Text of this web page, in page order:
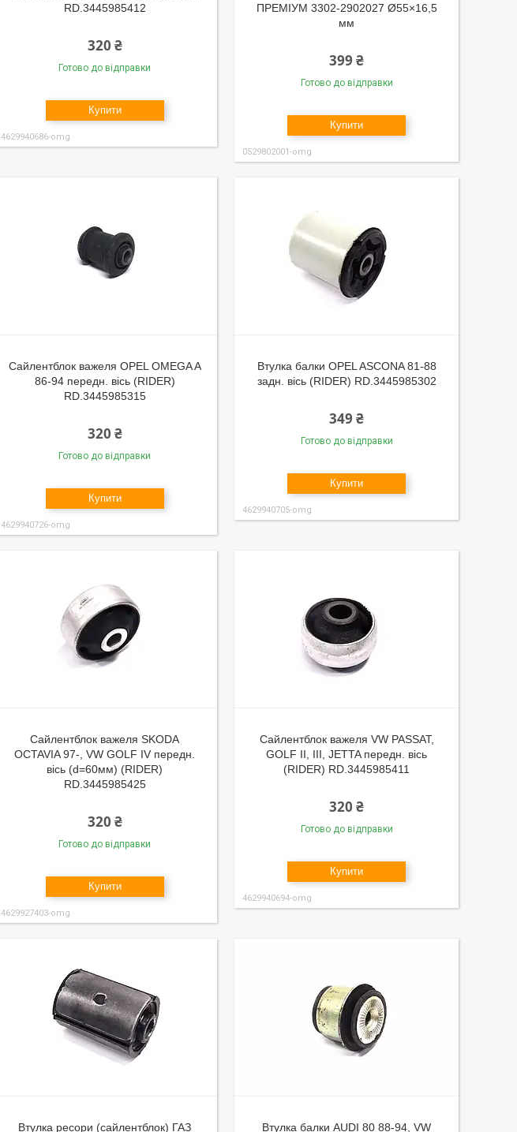
RD.3445985412
320 ₴
Готово до відправки
Купити
4629940686-omg
ПРЕМІУМ 3302-2902027 Ø55×16,5
мм
399 ₴
Готово до відправки
Купити
0529802001-omg
Сайлентблок важеля OPEL OMEGA A
86-94 передн. вісь (RIDER)
RD.3445985315
320 ₴
Готово до відправки
Купити
4629940726-omg
Втулка балки OPEL ASCONA 81-88
задн. вісь (RIDER) RD.3445985302
349 ₴
Готово до відправки
Купити
4629940705-omg
Сайлентблок важеля SKODA
OCTAVIA 97-, VW GOLF IV передн.
вісь (d=60мм) (RIDER)
RD.3445985425
320 ₴
Готово до відправки
Купити
4629927403-omg
Сайлентблок важеля VW PASSAT,
GOLF II, III, JETTA передн. вісь
(RIDER) RD.3445985411
320 ₴
Готово до відправки
Купити
4629940694-omg
Втулка ресори (сайлентблок) ГАЗ Втулка балки AUDI 80 88-94, VW